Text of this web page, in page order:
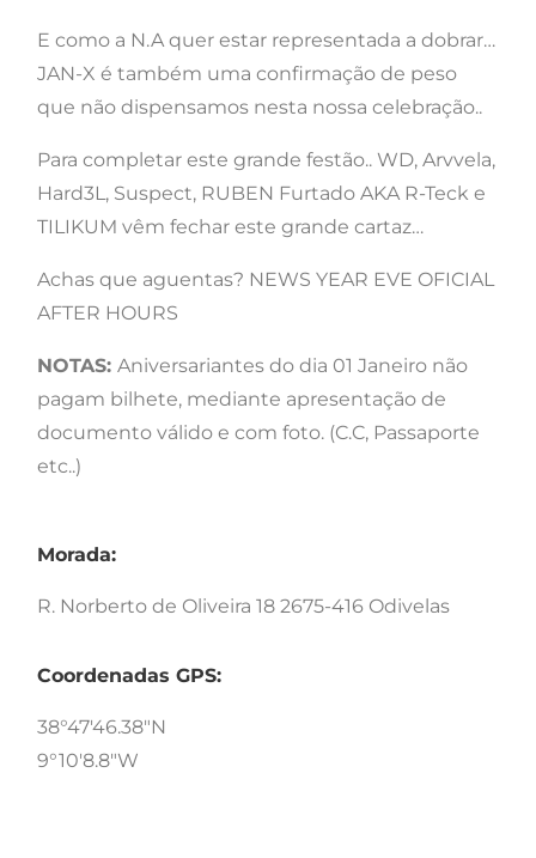
E como a N.A quer estar representada a dobrar…
JAN-X é também uma confirmação de peso
que não dispensamos nesta nossa celebração..
Para completar este grande festão.. WD, Arvvela,
Hard3L, Suspect, RUBEN Furtado AKA R-Teck e
TILIKUM vêm fechar este grande cartaz…
Achas que aguentas? NEWS YEAR EVE OFICIAL
AFTER HOURS
NOTAS: Aniversariantes do dia 01 Janeiro não
pagam bilhete, mediante apresentação de
documento válido e com foto. (C.C, Passaporte
etc..)
Morada:
R. Norberto de Oliveira 18 2675-416 Odivelas
Coordenadas GPS:
38°47'46.38"N
9°10'8.8"W